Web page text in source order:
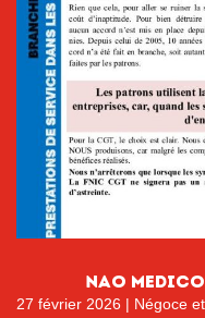
nao medico
27 février 2026 | Négoce